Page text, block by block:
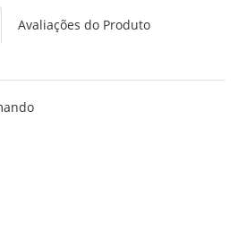
Avaliações do Produto